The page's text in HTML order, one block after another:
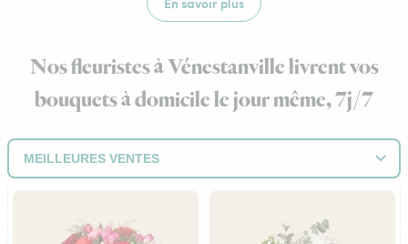
Nos fleuristes à Vénestanville livrent vos
bouquets à domicile le jour même, 7j/7